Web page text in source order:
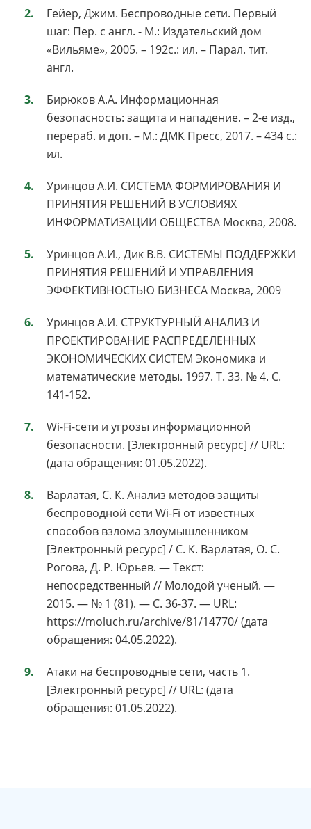
Гейер, Джим. Беспроводные сети. Первый
шаг: Пер. с англ. - М.: Издательский дом
«Вильяме», 2005. – 192с.: ил. – Парал. тит.
англ.
Бирюков А.А. Информационная
безопасность: защита и нападение. – 2-е изд.,
перераб. и доп. – М.: ДМК Пресс, 2017. – 434 с.:
ил.
Уринцов А.И. СИСТЕМА ФОРМИРОВАНИЯ И
ПРИНЯТИЯ РЕШЕНИЙ В УСЛОВИЯХ
ИНФОРМАТИЗАЦИИ ОБЩЕСТВА Москва, 2008.
Уринцов А.И., Дик В.В. СИСТЕМЫ ПОДДЕРЖКИ
ПРИНЯТИЯ РЕШЕНИЙ И УПРАВЛЕНИЯ
ЭФФЕКТИВНОСТЬЮ БИЗНЕСА Москва, 2009
Уринцов А.И. СТРУКТУРНЫЙ АНАЛИЗ И
ПРОЕКТИРОВАНИЕ РАСПРЕДЕЛЕННЫХ
ЭКОНОМИЧЕСКИХ СИСТЕМ Экономика и
математические методы. 1997. Т. 33. № 4. С.
141-152.
Wi-Fi-сети и угрозы информационной
безопасности. [Электронный ресурс] // URL:
(дата обращения: 01.05.2022).
Варлатая, С. К. Анализ методов защиты
беспроводной сети Wi-Fi от известных
способов взлома злоумышленником
[Электронный ресурс] / С. К. Варлатая, О. С.
Рогова, Д. Р. Юрьев. — Текст:
непосредственный // Молодой ученый. —
2015. — № 1 (81). — С. 36-37. — URL:
https://moluch.ru/archive/81/14770/ (дата
обращения: 04.05.2022).
Атаки на беспроводные сети, часть 1.
[Электронный ресурс] // URL: (дата
обращения: 01.05.2022).